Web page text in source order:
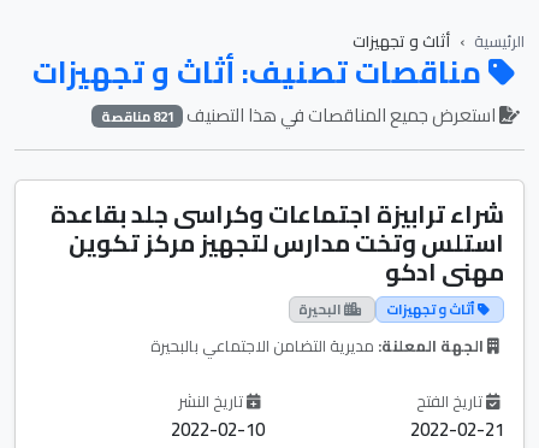
الرئيسية أثاث و تجهيزات
مناقصات تصنيف: أثاث و تجهيزات
استعرض جميع المناقصات في هذا التصنيف 821 مناقصة
شراء ترابيزة اجتماعات وكراسى جلد بقاعدة
استلس وتخت مدارس لتجهيز مركز تكوين
مهنى ادكو
أثاث و تجهيزات البحيرة
الجهة المعلنة: مديرية التضامن الاجتماعي بالبحيرة
تاريخ الفتح
2022-02-21
تاريخ النشر
2022-02-10